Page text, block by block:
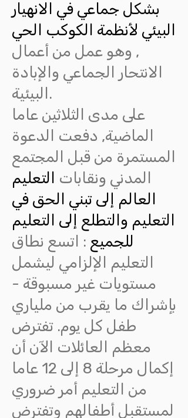
بشكل جماعي في الانهيار
البيئي لأنظمة الكوكب الحي
, وهو عمل من أعمال
الانتحار الجماعي والإبادة
البيئية.
على مدى الثلاثين عاما
الماضية, دفعت الدعوة
المستمرة من قبل المجتمع
المدني ونقابات التعليم
العالم إلى تبني الحق في
التعليم والتطلع إلى التعليم
للجميع : اتسع نطاق
التعليم الإلزامي ليشمل
مستويات غير مسبوقة -
بإشراك ما يقرب من ملياري
طفل كل يوم. تفترض
معظم العائلات الآن أن
إكمال مرحلة 8 إلى 12 عاما
من التعليم أمر ضروري
لمستقبل أطفالهم وتفترض